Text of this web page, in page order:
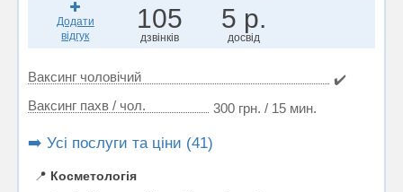
Додати
відгук
105
дзвінків
5 р.
досвід
Ваксинг чоловічий
✔️
Ваксинг пахв / чол.
300 грн. / 15 мин.
➡️ Усі послуги та ціни (41)
📍 Косметологія